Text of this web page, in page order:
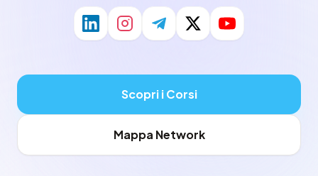
Scopri i Corsi
Mappa Network